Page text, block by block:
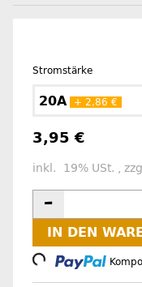
Stromstärke
20A + 2,86 €
3,95 €
inkl. 19% USt. ,
IN DEN